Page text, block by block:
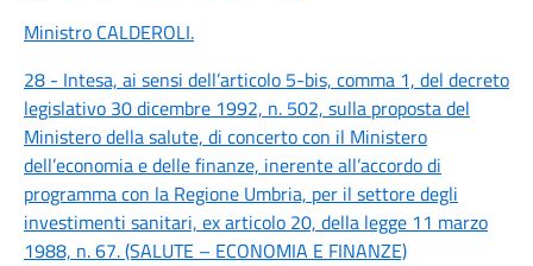
Ministro CALDEROLI.
28 - Intesa, ai sensi dell’articolo 5-bis, comma 1, del decreto
legislativo 30 dicembre 1992, n. 502, sulla proposta del
Ministero della salute, di concerto con il Ministero
dell’economia e delle finanze, inerente all’accordo di
programma con la Regione Umbria, per il settore degli
investimenti sanitari, ex articolo 20, della legge 11 marzo
1988, n. 67. (SALUTE – ECONOMIA E FINANZE)